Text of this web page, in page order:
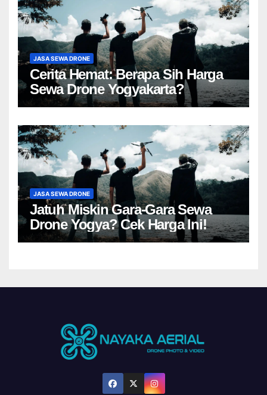
JASA SEWA DRONE
Cerita Hemat: Berapa Sih Harga
Sewa Drone Yogyakarta?
JASA SEWA DRONE
Jatuh Miskin Gara-Gara Sewa
Drone Yogya? Cek Harga Ini!